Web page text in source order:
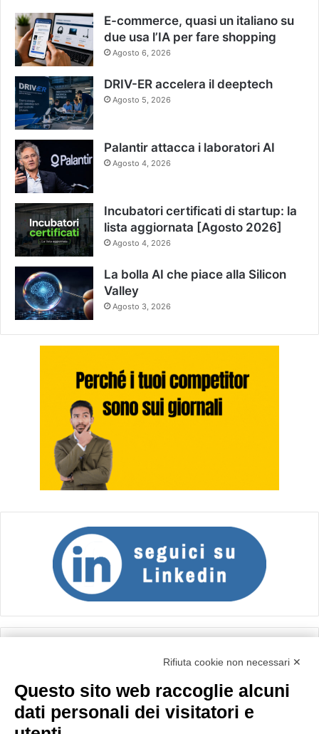
E-commerce, quasi un italiano su
due usa l’IA per fare shopping
Agosto 6, 2026
DRIV-ER accelera il deeptech
Agosto 5, 2026
Palantir attacca i laboratori AI
Agosto 4, 2026
Incubatori certificati di startup: la
lista aggiornata [Agosto 2026]
Agosto 4, 2026
La bolla AI che piace alla Silicon
Valley
Agosto 3, 2026
Importo netto (€):
Rifiuta cookie non necessari ✕
Questo sito web raccoglie alcuni
dati personali dei visitatori e